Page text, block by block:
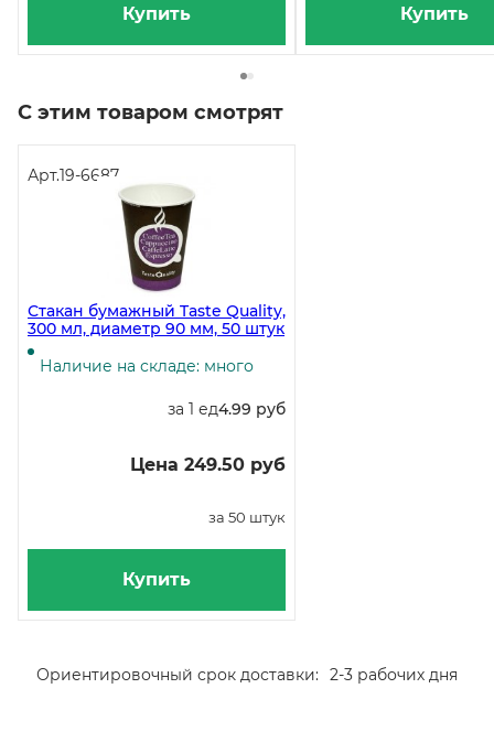
Купить Купить
С этим товаром смотрят
Арт.19-6687
Стакан бумажный Taste Quality,
300 мл, диаметр 90 мм, 50 штук
Наличие на складе: много
за 1 ед4.99 руб
Цена 249.50 руб
за 50 штук
Купить
Ориентировочный срок доставки: 2-3 рабочих дня